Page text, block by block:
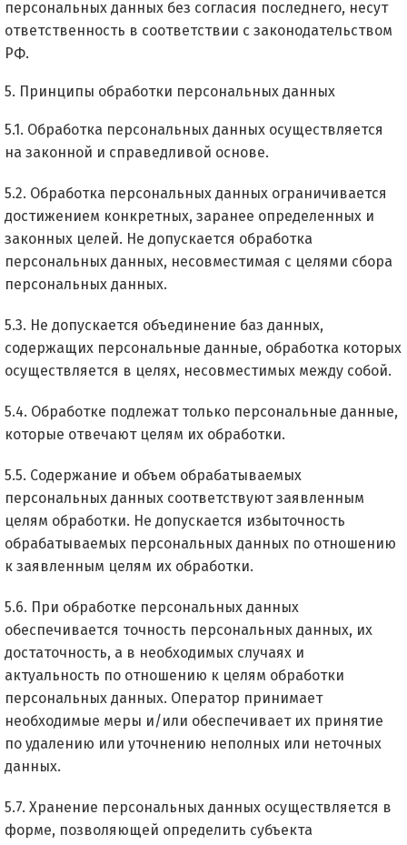
персональных данных без согласия последнего, несут
ответственность в соответствии с законодательством
РФ.
5. Принципы обработки персональных данных
5.1. Обработка персональных данных осуществляется
на законной и справедливой основе.
5.2. Обработка персональных данных ограничивается
достижением конкретных, заранее определенных и
законных целей. Не допускается обработка
персональных данных, несовместимая с целями сбора
персональных данных.
5.3. Не допускается объединение баз данных,
содержащих персональные данные, обработка которых
осуществляется в целях, несовместимых между собой.
5.4. Обработке подлежат только персональные данные,
которые отвечают целям их обработки.
5.5. Содержание и объем обрабатываемых
персональных данных соответствуют заявленным
целям обработки. Не допускается избыточность
обрабатываемых персональных данных по отношению
к заявленным целям их обработки.
5.6. При обработке персональных данных
обеспечивается точность персональных данных, их
достаточность, а в необходимых случаях и
актуальность по отношению к целям обработки
персональных данных. Оператор принимает
необходимые меры и/или обеспечивает их принятие
по удалению или уточнению неполных или неточных
данных.
5.7. Хранение персональных данных осуществляется в
форме, позволяющей определить субъекта